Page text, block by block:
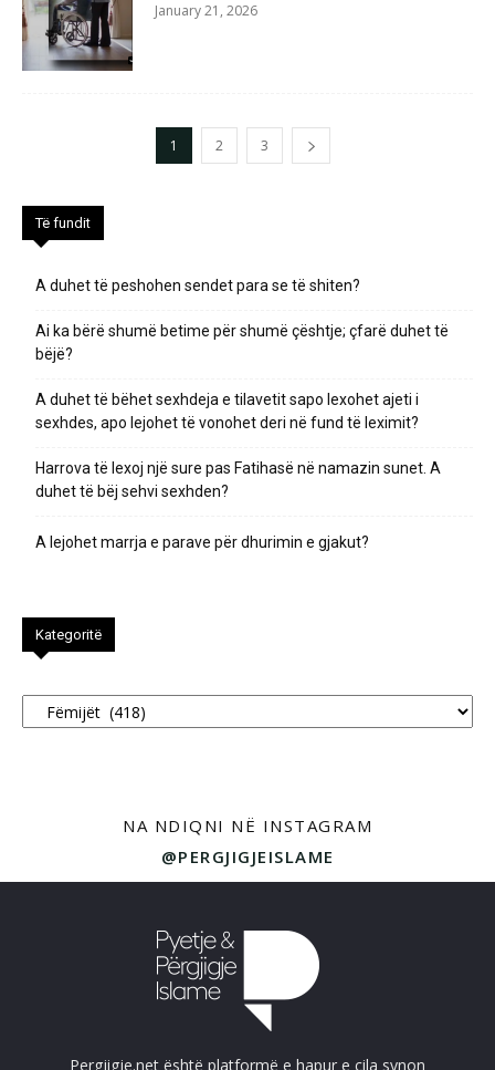
January 21, 2026
1 2 3
Të fundit
A duhet të peshohen sendet para se të shiten?
Ai ka bërë shumë betime për shumë çështje; çfarë duhet të
bëjë?
A duhet të bëhet sexhdeja e tilavetit sapo lexohet ajeti i
sexhdes, apo lejohet të vonohet deri në fund të leximit?
Harrova të lexoj një sure pas Fatihasë në namazin sunet. A
duhet të bëj sehvi sexhden?
A lejohet marrja e parave për dhurimin e gjakut?
Kategoritë
Kategoritë
NA NDIQNI NË INSTAGRAM
@PERGJIGJEISLAME
Pergjigje.net është platformë e hapur e cila synon